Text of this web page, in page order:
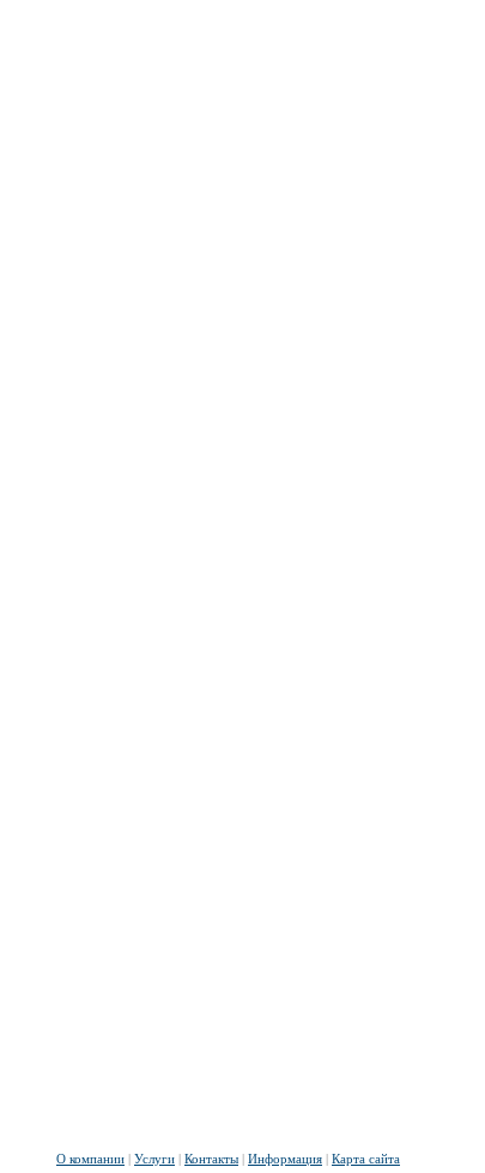
О компании | Услуги | Контакты | Информация | Карта сайта